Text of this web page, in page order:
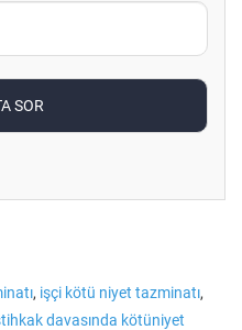
, işçi kötü niyet tazminatı,
davasında kötüniyet